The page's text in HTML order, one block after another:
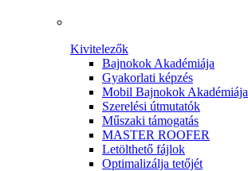
Kivitelezők
Bajnokok Akadémiája
Gyakorlati képzés
Mobil Bajnokok Akadémiája
Szerelési útmutatók
Műszaki támogatás
MASTER ROOFER
Letölthető fájlok
Optimalizálja tetőjét